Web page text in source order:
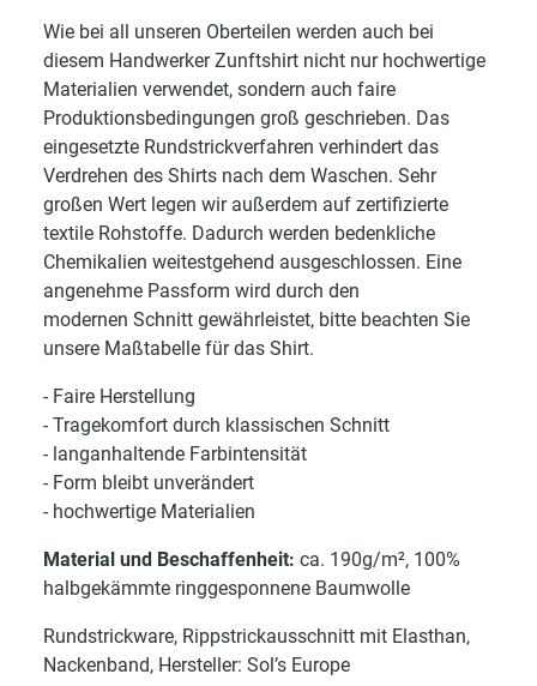
Wie bei all unseren Oberteilen werden auch bei
diesem Handwerker Zunftshirt nicht nur hochwertige
Materialien verwendet, sondern auch faire
Produktionsbedingungen groß geschrieben. Das
eingesetzte Rundstrickverfahren verhindert das
Verdrehen des Shirts nach dem Waschen. Sehr
großen Wert legen wir außerdem auf zertifizierte
textile Rohstoffe. Dadurch werden bedenkliche
Chemikalien weitestgehend ausgeschlossen. Eine
angenehme Passform wird durch den
modernen Schnitt gewährleistet, bitte beachten Sie
unsere Maßtabelle für das Shirt.
- Faire Herstellung
- Tragekomfort durch klassischen Schnitt
- langanhaltende Farbintensität
- Form bleibt unverändert
- hochwertige Materialien
Material und Beschaffenheit: ca. 190g/m², 100%
halbgekämmte ringgesponnene Baumwolle
Rundstrickware, Rippstrickausschnitt mit Elasthan,
Nackenband, Hersteller: Sol’s Europe